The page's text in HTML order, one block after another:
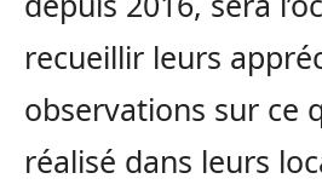
recueillir leurs
observations sur ce
réalisé dans leurs